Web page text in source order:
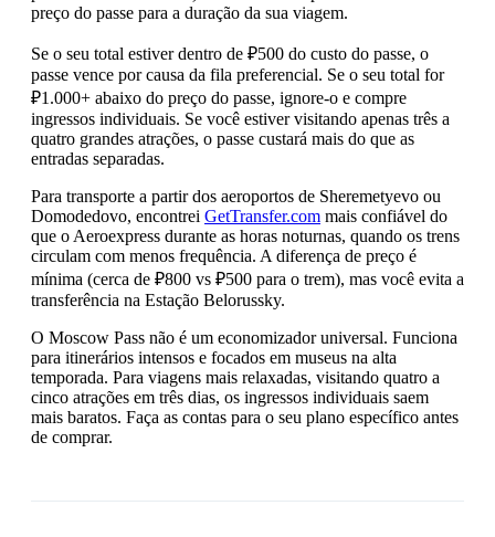
preço do passe para a duração da sua viagem.
Se o seu total estiver dentro de ₽500 do custo do passe, o
passe vence por causa da fila preferencial. Se o seu total for
₽1.000+ abaixo do preço do passe, ignore-o e compre
ingressos individuais. Se você estiver visitando apenas três a
quatro grandes atrações, o passe custará mais do que as
entradas separadas.
Para transporte a partir dos aeroportos de Sheremetyevo ou
Domodedovo, encontrei GetTransfer.com mais confiável do
que o Aeroexpress durante as horas noturnas, quando os trens
circulam com menos frequência. A diferença de preço é
mínima (cerca de ₽800 vs ₽500 para o trem), mas você evita a
transferência na Estação Belorussky.
O Moscow Pass não é um economizador universal. Funciona
para itinerários intensos e focados em museus na alta
temporada. Para viagens mais relaxadas, visitando quatro a
cinco atrações em três dias, os ingressos individuais saem
mais baratos. Faça as contas para o seu plano específico antes
de comprar.